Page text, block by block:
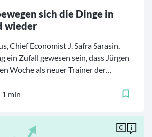
sich die Dinge in
wieder
Chief Economist J. Safra Sarasin,
ein Zufall gewesen sein, dass Jürgen
Woche als neuer Trainer der
Friedrich Merz begann,
1 min